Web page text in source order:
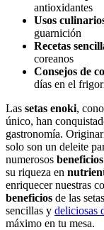
antioxidantes
Usos
guarnición
Recetas
coreanos
Consejos de
días en el
Las setas enoki,
único, han
gastronomía.
solo son un deleite
numerosos
su riqueza en
enriquecer nuestras
beneficios de las
sencillas y deliciosas
máximo en tu mesa.